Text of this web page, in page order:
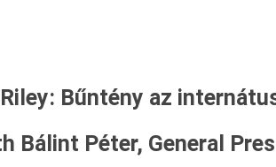
Bűntény az
Bálint Péter, General